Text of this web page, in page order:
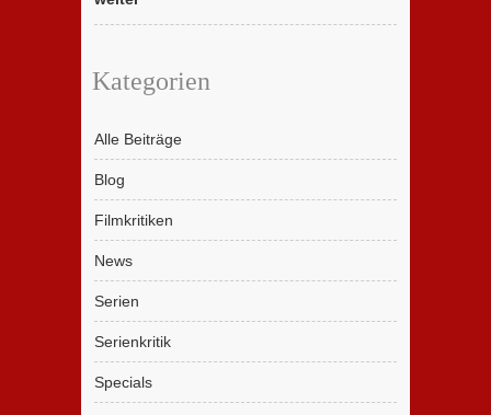
Kategorien
Alle Beiträge
Blog
Filmkritiken
News
Serien
Serienkritik
Specials